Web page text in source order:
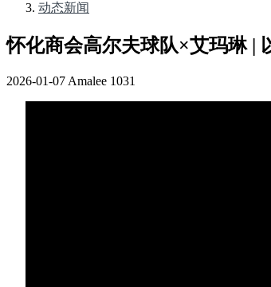
动态新闻
怀化商会高尔夫球队×艾玛琳 |
2026-01-07 Amalee 1031